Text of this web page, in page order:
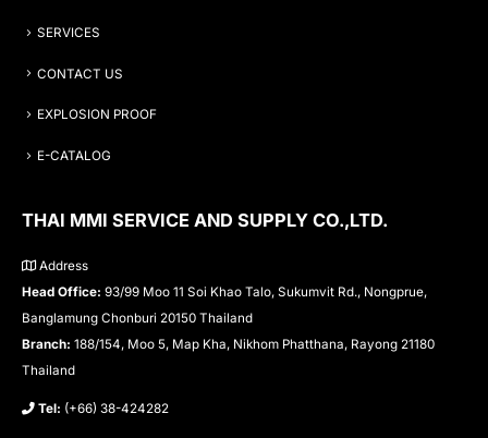
SERVICES
CONTACT US
EXPLOSION PROOF
E-CATALOG
THAI MMI SERVICE AND SUPPLY CO.,LTD.
Address
Head Office: 93/99 Moo 11 Soi Khao Talo, Sukumvit Rd., Nongprue,
Banglamung Chonburi 20150 Thailand
Branch: 188/154, Moo 5, Map Kha, Nikhom Phatthana, Rayong 21180
Thailand
Tel: (+66) 38-424282